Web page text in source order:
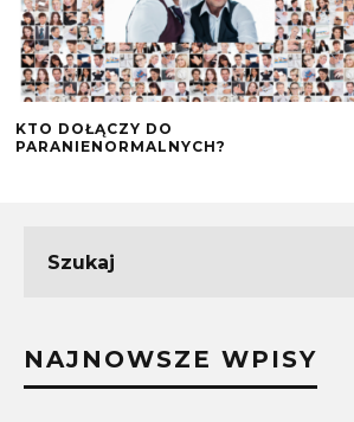
KTO DOŁĄCZY DO
PARANIENORMALNYCH?
NAJNOWSZE WPISY